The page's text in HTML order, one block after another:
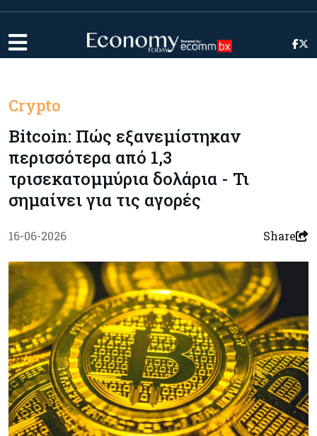
Crypto
Bitcoin: Πώς εξανεμίστηκαν
περισσότερα από 1,3
τρισεκατομμύρια δολάρια - Τι
σημαίνει για τις αγορές
16-06-2026 Share